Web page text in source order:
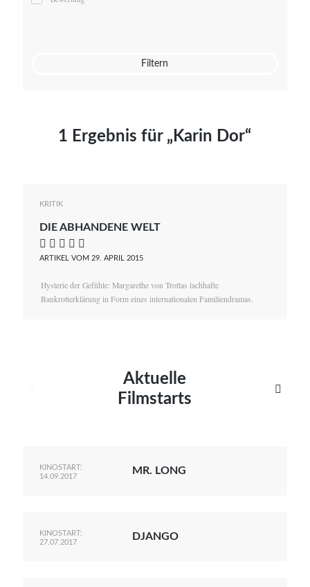
Mato von Vogelstein
Filtern
1 Ergebnis für „Karin Dor“
KRITIK
DIE ABHANDENE WELT
    
ARTIKEL VOM 29. APRIL 2015
Hysterie der Gefühle: Margarethe von Trottas lachhafte
Bankrotterklärung in Form eines internationalen Familiendramas.
Aktuelle
Filmstarts

KINOSTART:
14.09.2017
MR. LONG
KINOSTART:
27.07.2017
DJANGO